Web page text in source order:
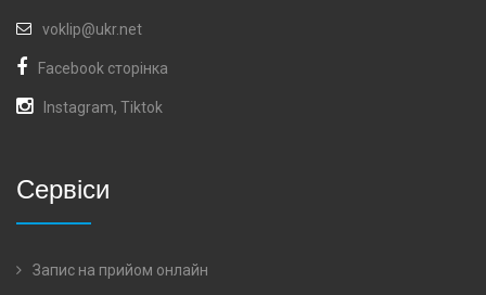
voklip@ukr.net
Facebook сторінка
Instagram, Tiktok
Сервіси
Запис на прийом онлайн